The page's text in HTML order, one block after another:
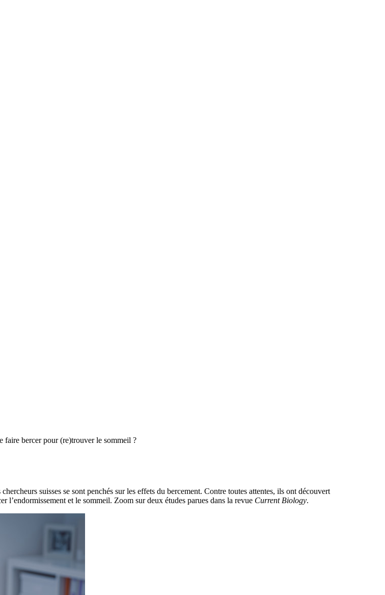
faire bercer pour (re)trouver le sommeil ?
suisses se sont penchés sur les effets du bercement. Contre toutes attentes, ils ont découvert
et le sommeil. Zoom sur deux études parues dans la revue Current Biology.